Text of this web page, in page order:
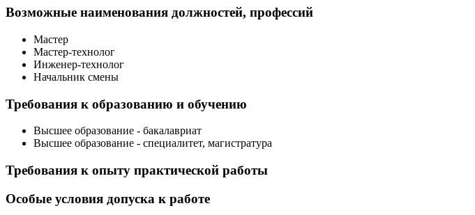
Возможные наименования должностей, профессий
Мастер
Мастер-технолог
Инженер-технолог
Начальник смены
Требования к образованию и обучению
Высшее образование - бакалавриат
Высшее образование - специалитет, магистратура
Требования к опыту практической работы
Особые условия допуска к работе